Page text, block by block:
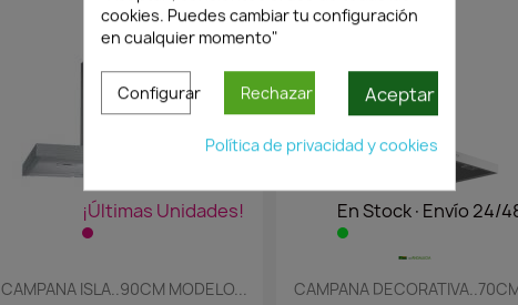
¡Últimas Unidades!
Vista rápida
CAMPANA ISLA..90CM MODELO...
En Stock·Envío 24/
Vista rápida
CAMPANA
cookies. Puedes cambiar tu configuración
en cualquier momento"
Configurar Rechazar Aceptar
Política de privacidad y cookies